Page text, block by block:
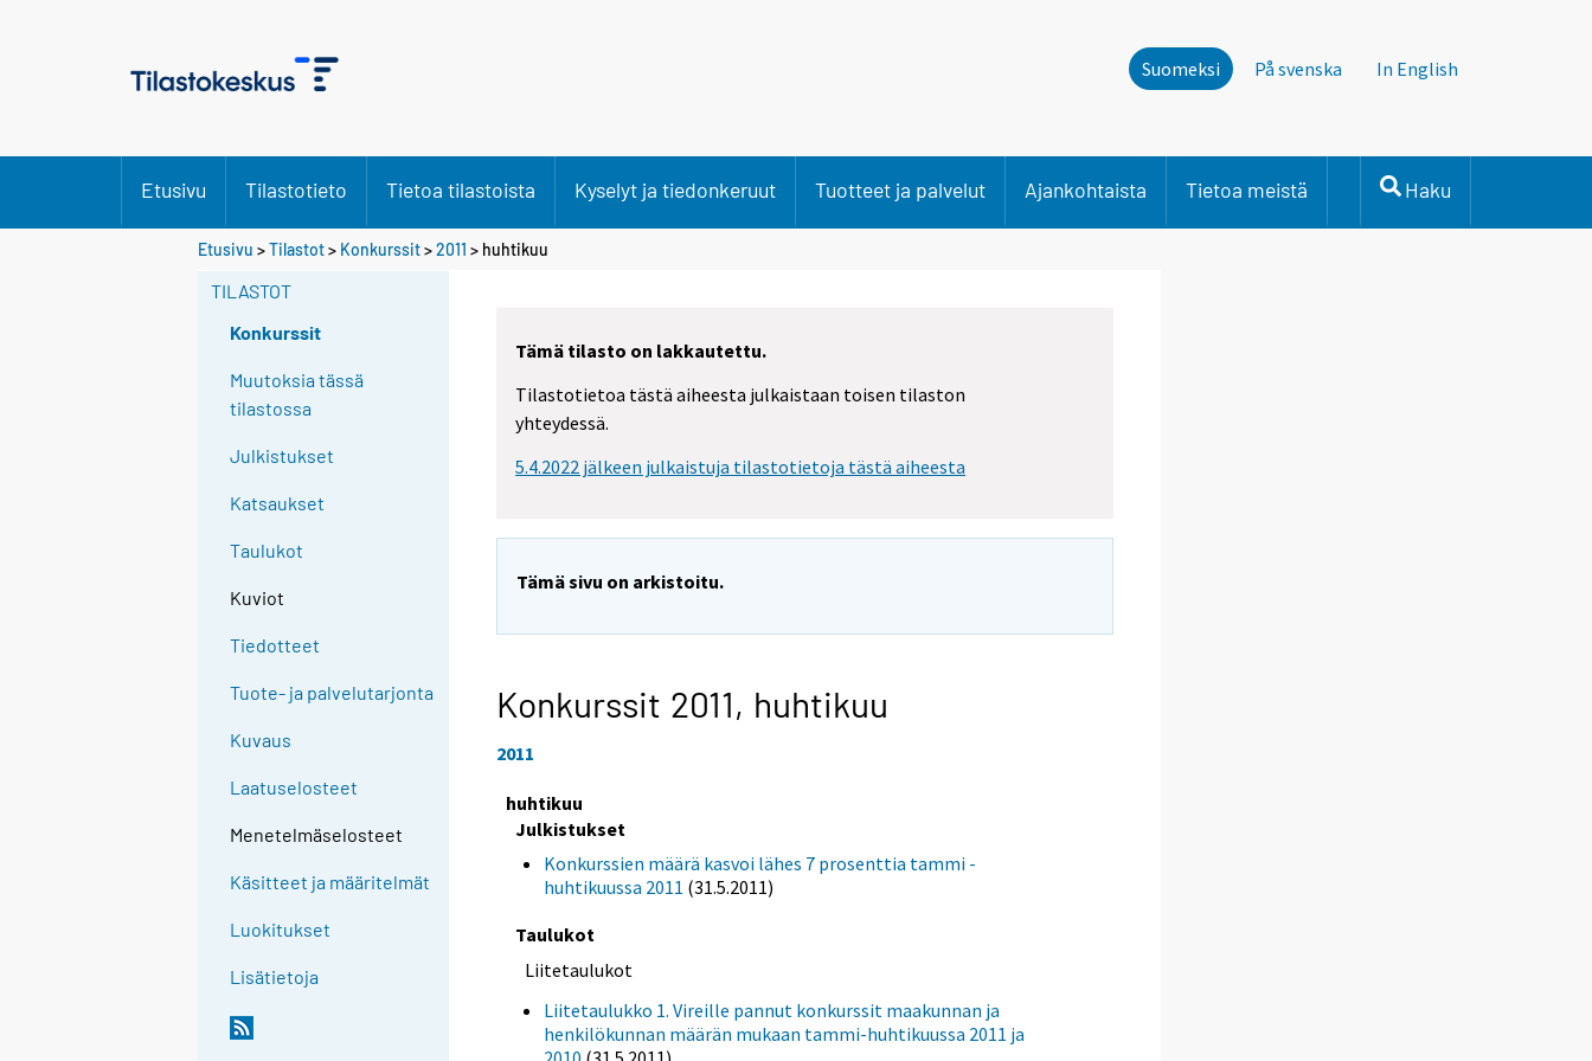
Suomeksi På svenska In English
Etusivu Tilastotieto Tietoa tilastoista Kyselyt ja tiedonkeruut Tuotteet ja palvelut Ajankohtaista Tietoa meistä Haku
Etusivu >Tilastot> Konkurssit>2011 > huhtikuu
TILASTOT
Konkurssit
Muutoksia tässä
tilastossa
Julkistukset
Katsaukset
Taulukot
Kuviot
Tiedotteet
Tuote- ja palvelutarjonta
Kuvaus
Laatuselosteet
Menetelmäselosteet
Käsitteet ja määritelmät
Luokitukset
Lisätietoja
Tämä tilasto on lakkautettu.
Tilastotietoa tästä aiheesta julkaistaan toisen tilaston
yhteydessä.
5.4.2022 jälkeen julkaistuja tilastotietoja tästä aiheesta
Tämä sivu on arkistoitu.
Konkurssit 2011, huhtikuu
2011
huhtikuu
Julkistukset
Konkurssien määrä kasvoi lähes 7 prosenttia tammi -
huhtikuussa 2011 (31.5.2011)
Taulukot
Liitetaulukot
Liitetaulukko 1. Vireille pannut konkurssit maakunnan ja
henkilökunnan määrän mukaan tammi-huhtikuussa 2011 ja